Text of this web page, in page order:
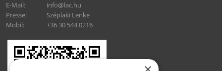
E-Mail:
info@lac.hu
Presse:
Széplaki Lenke
Mobil:
+36 30 544 0216